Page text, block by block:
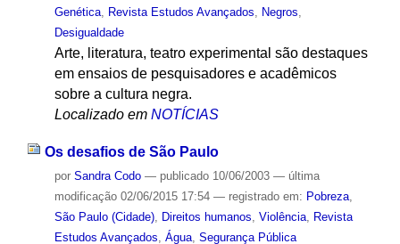
Genética, Revista Estudos Avançados Negros
Desigualdade
Arte, literatura, teatro experimental são destaques
em ensaios de pesquisadores e acadêmicos
sobre a cultura negra.
Localizado em NOTÍCIAS
Os desafios de São Paulo
por Sandra Codo — publicado10/06/2003 — última
modificação02/06/2015 17:54 — registrado em: Pobreza,
São Paulo (Cidade), Direitos humanos, Violência, Revista
Estudos Avançados, Água, Segurança Pública